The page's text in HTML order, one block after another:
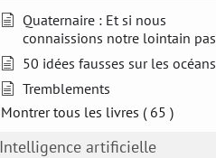
Quaternaire : Et si nous
connaissions notre lointain
50 idées fausses sur les océans
Tremblements
Montrer tous les livres ( 65 )
Intelligence artificielle